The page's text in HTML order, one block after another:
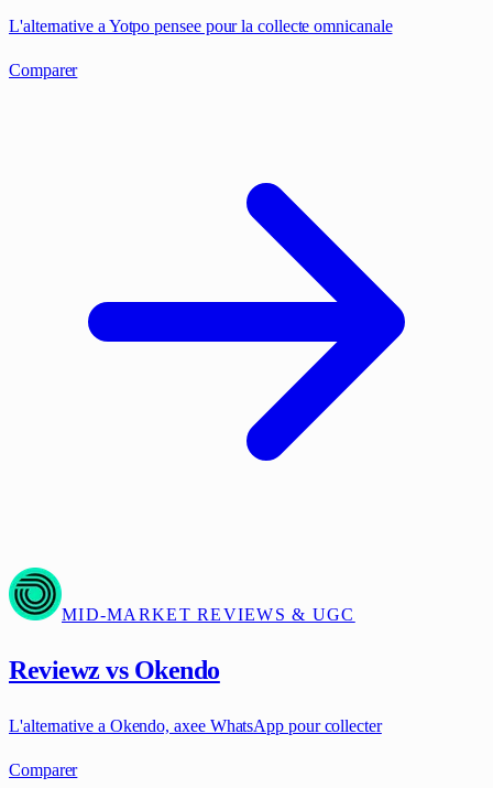
L'alternative a Yotpo pensee pour la collecte omnicanale
Comparer
MID-MARKET REVIEWS & UGC
Reviewz vs Okendo
L'alternative a Okendo, axee WhatsApp pour collecter
Comparer